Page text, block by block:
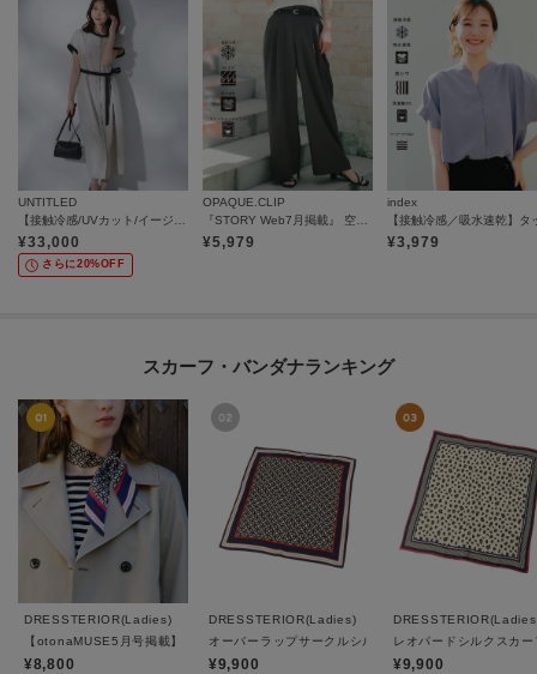
UNTITLED
【接触冷感/UVカット/イージーケア】配色ラインワンピース
¥33,000
さらに20%OFF
OPAQUE.CLIP
『STORY Web7月掲載』 空気パンツ《接触冷感／UVケア／吸水速乾／防シワ／洗濯機OK》
¥5,979
index
¥3,979
スカーフ・バンダナランキング
DRESSTERIOR(Ladies)
【otonaMUSE5月号掲載】オーバーラップサークルツイリースカーフ
¥8,800
DRESSTERIOR(Ladies)
オーバーラップサークルシルクスカーフ
¥9,900
レオパードシルクスカー
¥9,900